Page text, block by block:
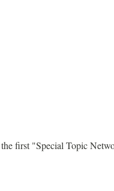
first "Special Topic